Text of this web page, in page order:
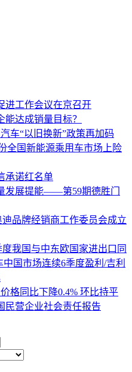
进工作会议在京召开
达成销量目标？
车“以旧换新”政策再加码
全国新能源乘用车市场上险
承诺红名单
发展提能——第59期德胜门
品牌经销商工作委员会成立
我国与中东欧国家进出口同
中国市场连续6季度盈利/吉利
格同比下降0.4% 环比持平
民营企业社会责任报告